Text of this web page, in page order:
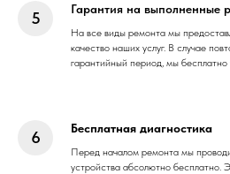
Гарантия на выполненные
На все виды ремонта мы
качество наших услуг. В случае
гарантийный период, мы бесплатно
Бесплатная диагностика
Перед началом ремонта мы
устройства абсолютно бесплатно.